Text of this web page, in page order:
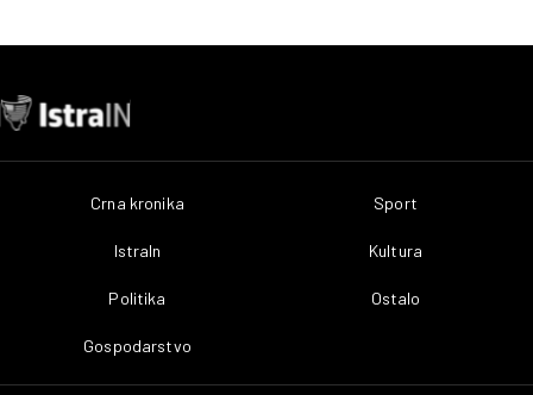
Crna kronika
IstraIn
Politika
Gospodarstvo
Sport
Kultura
Ostalo